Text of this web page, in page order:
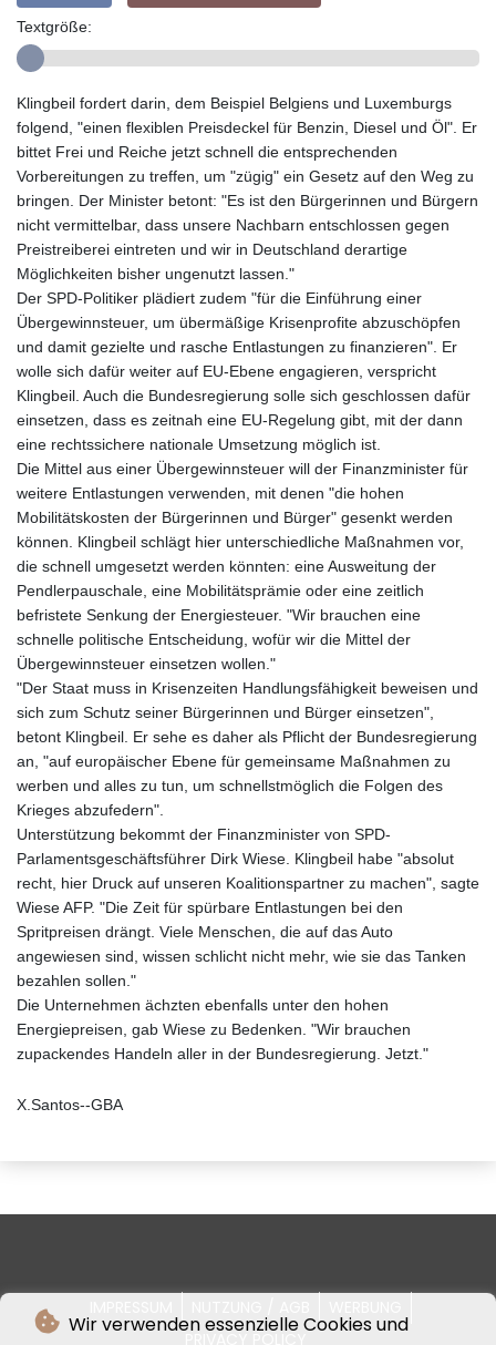
Wir verwenden essenzielle Cookies und
Textgröße:
Klingbeil fordert darin, dem Beispiel Belgiens und Luxemburgs
folgend, "einen flexiblen Preisdeckel für Benzin, Diesel und Öl". Er
bittet Frei und Reiche jetzt schnell die entsprechenden
Vorbereitungen zu treffen, um "zügig" ein Gesetz auf den Weg zu
bringen. Der Minister betont: "Es ist den Bürgerinnen und Bürgern
nicht vermittelbar, dass unsere Nachbarn entschlossen gegen
Preistreiberei eintreten und wir in Deutschland derartige
Möglichkeiten bisher ungenutzt lassen."
Der SPD-Politiker plädiert zudem "für die Einführung einer
Übergewinnsteuer, um übermäßige Krisenprofite abzuschöpfen
und damit gezielte und rasche Entlastungen zu finanzieren". Er
wolle sich dafür weiter auf EU-Ebene engagieren, verspricht
Klingbeil. Auch die Bundesregierung solle sich geschlossen dafür
einsetzen, dass es zeitnah eine EU-Regelung gibt, mit der dann
eine rechtssichere nationale Umsetzung möglich ist.
Die Mittel aus einer Übergewinnsteuer will der Finanzminister für
weitere Entlastungen verwenden, mit denen "die hohen
Mobilitätskosten der Bürgerinnen und Bürger" gesenkt werden
können. Klingbeil schlägt hier unterschiedliche Maßnahmen vor,
die schnell umgesetzt werden könnten: eine Ausweitung der
Pendlerpauschale, eine Mobilitätsprämie oder eine zeitlich
befristete Senkung der Energiesteuer. "Wir brauchen eine
schnelle politische Entscheidung, wofür wir die Mittel der
Übergewinnsteuer einsetzen wollen."
"Der Staat muss in Krisenzeiten Handlungsfähigkeit beweisen und
sich zum Schutz seiner Bürgerinnen und Bürger einsetzen",
betont Klingbeil. Er sehe es daher als Pflicht der Bundesregierung
an, "auf europäischer Ebene für gemeinsame Maßnahmen zu
werben und alles zu tun, um schnellstmöglich die Folgen des
Krieges abzufedern".
Unterstützung bekommt der Finanzminister von SPD-
Parlamentsgeschäftsführer Dirk Wiese. Klingbeil habe "absolut
recht, hier Druck auf unseren Koalitionspartner zu machen", sagte
Wiese AFP. "Die Zeit für spürbare Entlastungen bei den
Spritpreisen drängt. Viele Menschen, die auf das Auto
angewiesen sind, wissen schlicht nicht mehr, wie sie das Tanken
bezahlen sollen."
Die Unternehmen ächzten ebenfalls unter den hohen
Energiepreisen, gab Wiese zu Bedenken. "Wir brauchen
zupackendes Handeln aller in der Bundesregierung. Jetzt."
X.Santos--GBA